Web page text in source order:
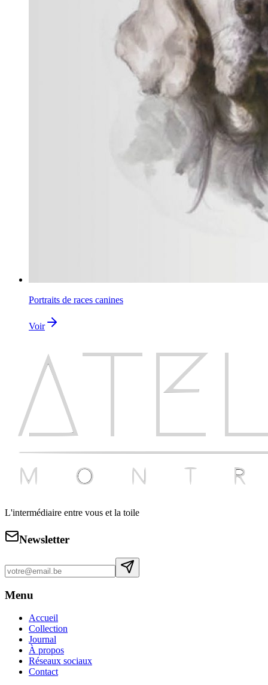
Portraits de races canines
Voir
L'intermédiaire entre vous et la toile
Newsletter
Menu
Accueil
Collection
Journal
À propos
Réseaux sociaux
Contact